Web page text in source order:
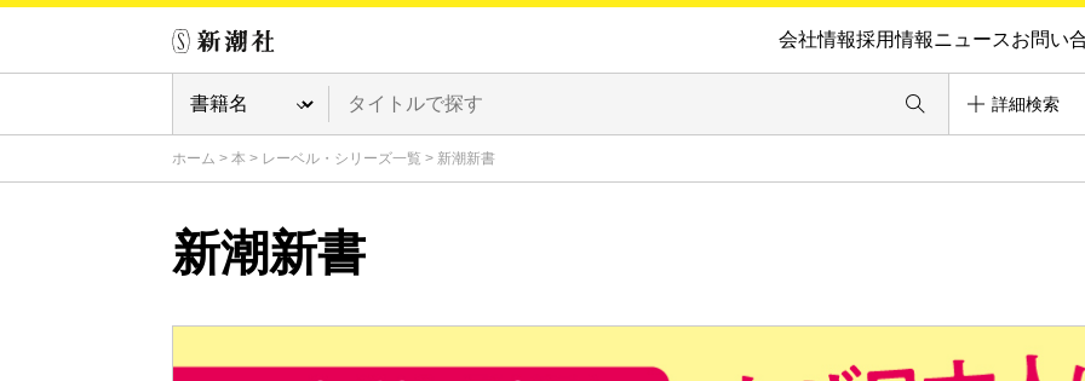
会社情報採用情報ニュースお問い
詳細検索
ホーム > 本 > レーベル・シリーズ一覧 > 新潮新書
新潮新書